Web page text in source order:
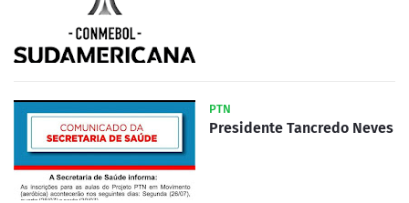
PTN
Presidente Tancredo Neves